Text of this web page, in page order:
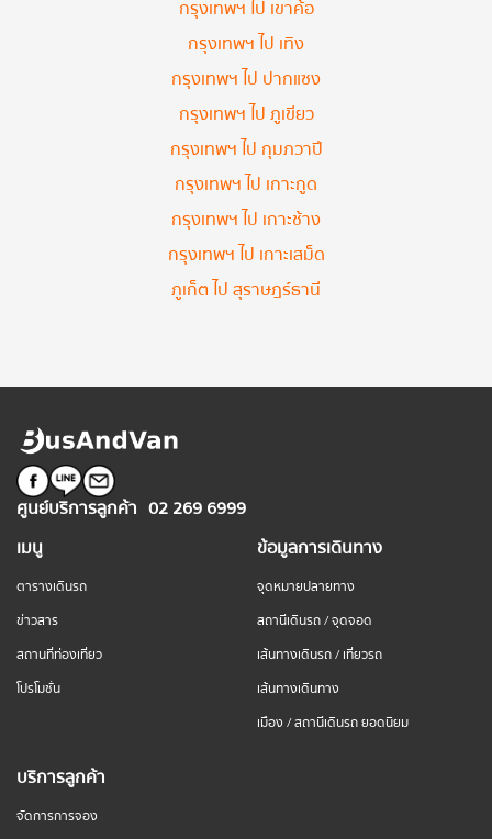
กรุงเทพฯ ไป เขาค้อ
กรุงเทพฯ ไป เทิง
กรุงเทพฯ ไป ปากแซง
กรุงเทพฯ ไป ภูเขียว
กรุงเทพฯ ไป กุมภวาปี
กรุงเทพฯ ไป เกาะกูด
กรุงเทพฯ ไป เกาะช้าง
กรุงเทพฯ ไป เกาะเสม็ด
ภูเก็ต ไป สุราษฎร์ธานี
ศูนย์บริการลูกค้า 02 269 6999
เมนู
ตารางเดินรถ
ข่าวสาร
สถานที่ท่องเที่ยว
โปรโมชั่น
ข้อมูลการเดินทาง
จุดหมายปลายทาง
สถานีเดินรถ / จุดจอด
เส้นทางเดินรถ / เที่ยวรถ
เส้นทางเดินทาง
เมือง / สถานีเดินรถ ยอดนิยม
บริการลูกค้า
จัดการการจอง